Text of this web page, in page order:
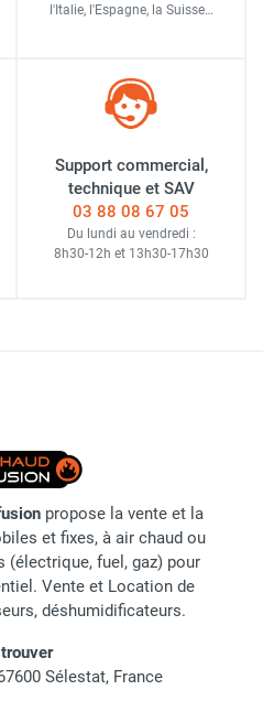
l'Italie, l'Espagne, la Suisse…
Support commercial,
technique et SAV
03 88 08 67 05
Du lundi au vendredi :
8h30-12h et 13h30-17h30
propose la vente et la
et fixes, à air chaud ou
(électrique, fuel, gaz) pour
Vente et Location de
déshumidificateurs.
Sélestat, France